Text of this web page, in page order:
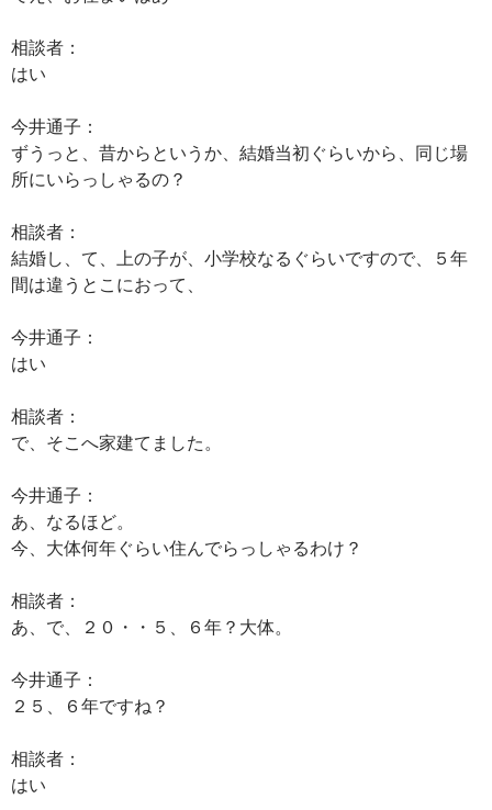
相談者：
はい
今井通子：
ずうっと、昔からというか、結婚当初ぐらいから、同じ場
所にいらっしゃるの？
相談者：
結婚し、て、上の子が、小学校なるぐらいですので、５年
間は違うとこにおって、
今井通子：
はい
相談者：
で、そこへ家建てました。
今井通子：
あ、なるほど。
今、大体何年ぐらい住んでらっしゃるわけ？
相談者：
あ、で、２０・・５、６年？大体。
今井通子：
２５、６年ですね？
相談者：
はい